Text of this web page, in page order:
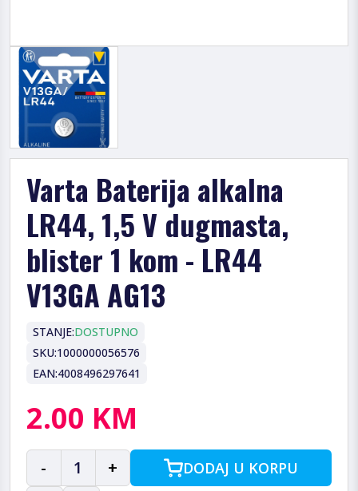
Varta Baterija alkalna
LR44, 1,5 V dugmasta,
blister 1 kom - LR44
V13GA AG13
STANJE:DOSTUPNO
SKU:1000000056576
EAN:4008496297641
2.00 KM
- 1 + DODAJ U KORPU